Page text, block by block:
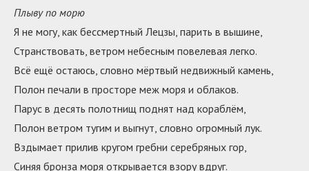
Плыву по морю
Я не могу, как бессмертный Лецзы, парить в вышине,
Странствовать, ветром небесным повелевая легко.
Всё ещё остаюсь, словно мёртвый недвижный камень,
Полон печали в просторе меж моря и облаков.
Парус в десять полотнищ поднят над кораблём,
Полон ветром тугим и выгнут, словно огромный лук.
Вздымает прилив кругом гребни серебряных гор,
Синяя бронза моря открывается взору вдруг.